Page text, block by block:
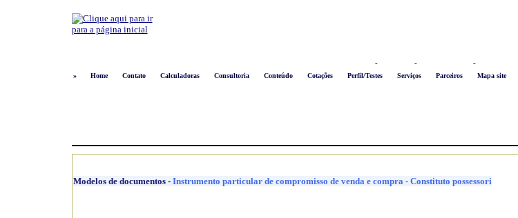
- - -
»
Home Contato Calculadoras Consultoria Conteúdo Cotações Perfil/Testes Serviços Parceiros Mapa site
Modelos de documentos- Instrumento particular de compromisso de venda e compra - Constituto possessori